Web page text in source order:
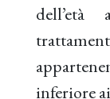
dell’età
inferiore ai